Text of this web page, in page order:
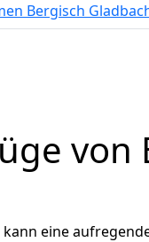
Bergisch
von
kann eine